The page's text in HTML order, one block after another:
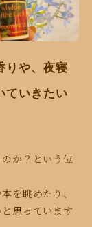
りや、夜寝
ていきたい
か？という位
を眺めたり、
思っています